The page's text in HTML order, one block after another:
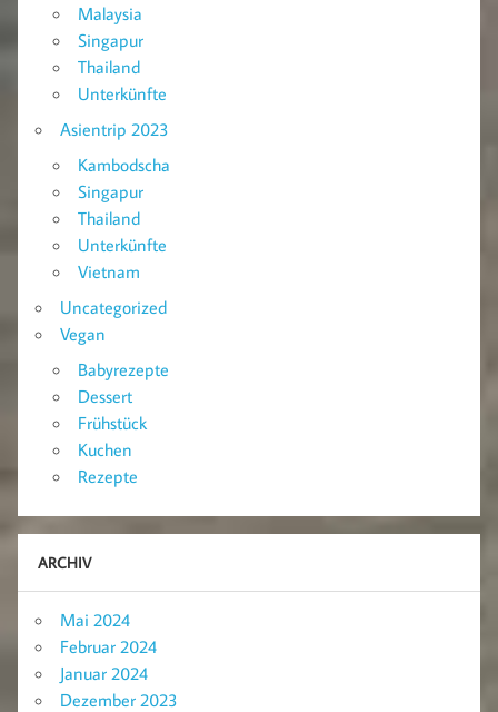
Malaysia
Singapur
Thailand
Unterkünfte
Asientrip 2023
Kambodscha
Singapur
Thailand
Unterkünfte
Vietnam
Uncategorized
Vegan
Babyrezepte
Dessert
Frühstück
Kuchen
Rezepte
ARCHIV
Mai 2024
Februar 2024
Januar 2024
Dezember 2023